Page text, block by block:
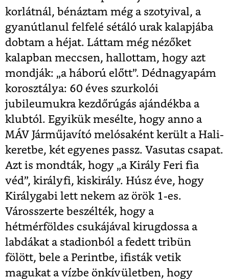
korlátnál, bénáztam még a szotyival, a
gyanútlanul felfelé sétáló urak kalapjába
dobtam a héjat. Láttam még nézőket
kalapban meccsen, hallottam, hogy azt
mondják: „a háború előtt”. Dédnagyapám
korosztálya: 60 éves szurkolói
jubileumukra kezdőrúgás ajándékba a
klubtól. Egyikük mesélte, hogy anno a
MÁV Járműjavító melósaként került a Hali-
keretbe, két egyenes passz. Vasutas csapat.
Azt is mondták, hogy „a Király Feri fia
véd”, királyfi, kiskirály. Húsz éve, hogy
Királygabi lett nekem az örök 1-es.
Városszerte beszélték, hogy a
hétmérföldes csukájával kirugdossa a
labdákat a stadionból a fedett tribün
fölött, bele a Perintbe, ifisták vetik
magukat a vízbe önkívületben, hogy